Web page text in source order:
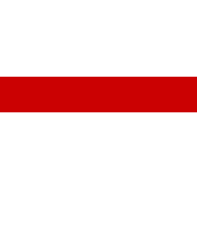
बाद जबलपुर पुलिस के